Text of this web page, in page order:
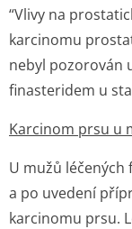
“Vlivy na
karcinomu
nebyl pozorován
finasteridem u
Karcinom prsu u
U mužů
a po uvedení
karcinomu prsu.